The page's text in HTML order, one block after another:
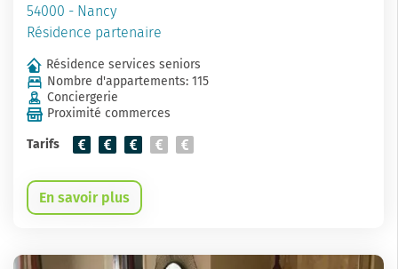
54000 - Nancy
Résidence partenaire
Résidence services seniors
Nombre d'appartements: 115
Conciergerie
Proximité commerces
Tarifs
En savoir plus